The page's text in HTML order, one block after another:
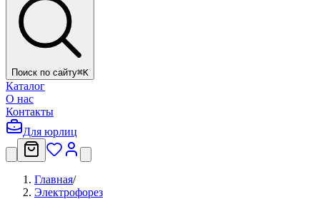
Поиск по сайту⌘K
Каталог
О нас
Контакты
Для юрлиц
Главная/
Электрофорез